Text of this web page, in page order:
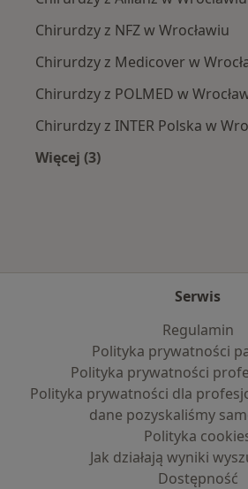
Chirurdzy z NFZ w Wrocławiu
Chirurdzy z Medicover w
Chirurdzy z POLMED w
Chirurdzy z INTER Polska w
Więcej (3)
Serwis
Regulamin
Polityka prywatności
Polityka prywatności
Polityka prywatności dla
dane pozyskaliśmy
Polityka
Jak działają wyniki
Dostępność